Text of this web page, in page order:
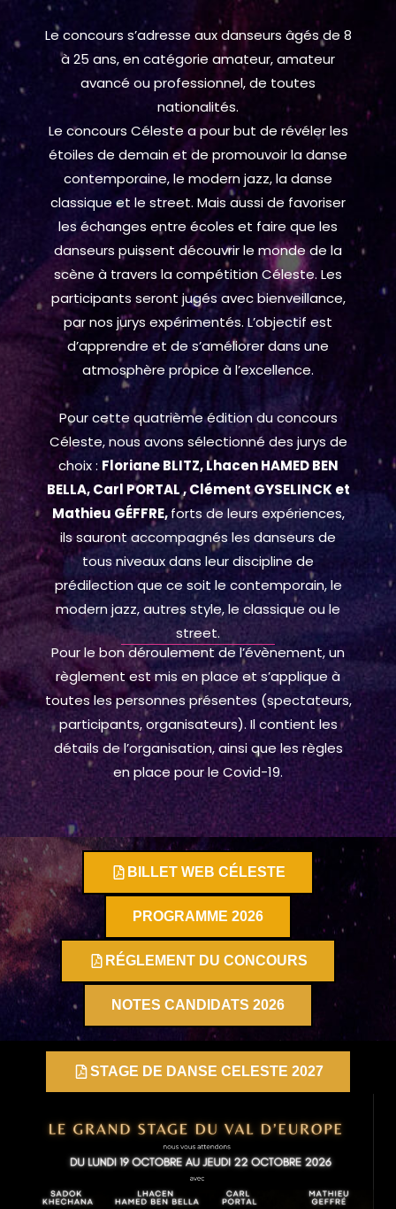
Le concours s’adresse aux danseurs âgés de 8
à 25 ans, en catégorie amateur, amateur
avancé ou professionnel, de toutes
nationalités.
Le concours Céleste a pour but de révéler les
étoiles de demain et de promouvoir la danse
contemporaine, le modern jazz, la danse
classique et le street. Mais aussi de favoriser
les échanges entre écoles et faire que les
danseurs puissent découvrir le monde de la
scène à travers la compétition Céleste. Les
participants seront jugés avec bienveillance,
par nos jurys expérimentés. L’objectif est
d’apprendre et de s’améliorer dans une
atmosphère propice à l’excellence.
Pour cette quatrième édition du concours
Céleste, nous avons sélectionné des jurys de
choix : Floriane BLITZ, Lhacen HAMED BEN
BELLA, Carl PORTAL , Clément GYSELINCK et
Mathieu GÉFFRE,forts de leurs expériences,
ils sauront accompagnés les danseurs de
tous niveaux dans leur discipline de
prédilection que ce soit le contemporain, le
modern jazz, autres style, le classique ou le
street.
Pour le bon déroulement de l’évènement, un
règlement est mis en place et s’applique à
toutes les personnes présentes (spectateurs,
participants, organisateurs). Il contient les
détails de l’organisation, ainsi que les règles
en place pour le Covid-19.
BILLET WEB CÉLESTE
PROGRAMME 2026
RÉGLEMENT DU CONCOURS
NOTES CANDIDATS 2026
STAGE DE DANSE CELESTE 2027